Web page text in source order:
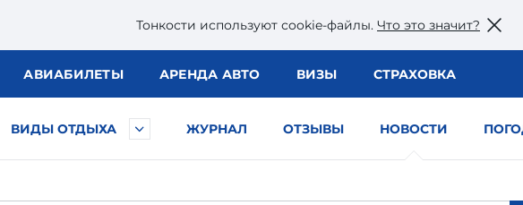
Тонкости используют сookie-файлы. Что это значит?
АВИАБИЛЕТЫ АРЕНДА АВТО ВИЗЫ СТРАХОВКА
ВИДЫ ОТДЫХА ЖУРНАЛ ОТЗЫВЫ НОВОСТИ